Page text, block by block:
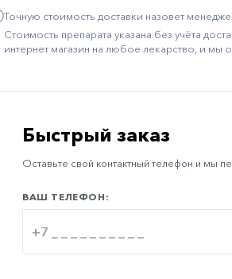
Точную стоимость доставки назовет
Стоимость препарата указана без учёта
интернет магазин на любое лекарство, и мы
Быстрый заказ
Оставьте свой контактный телефон и мы
ВАШ ТЕЛЕФОН: